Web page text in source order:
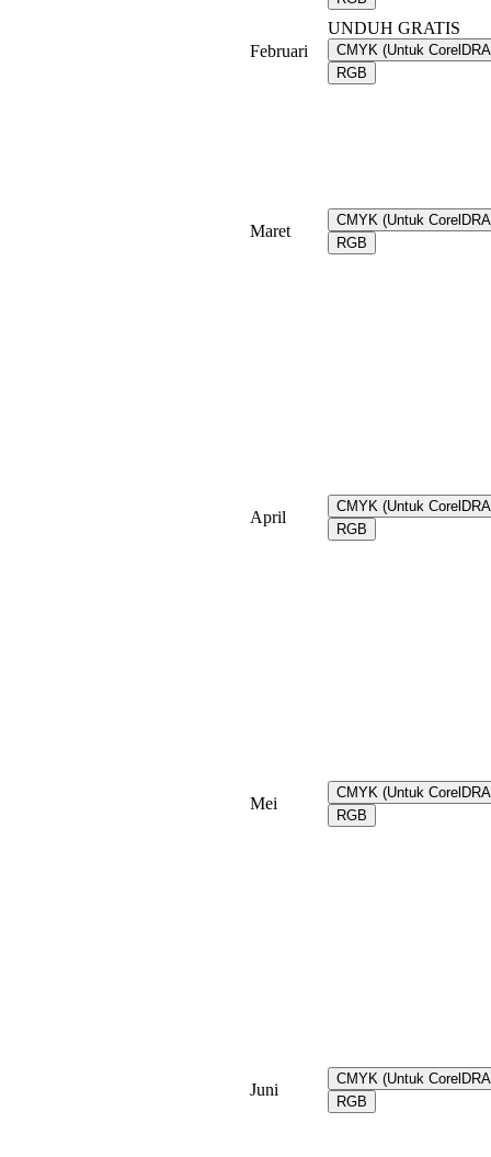
Februari
UNDUH GRATIS
CMYK (Untuk
RGB
Maret
CMYK (Untuk
RGB
April
CMYK (Untuk
RGB
Mei
CMYK (Untuk
RGB
Juni
CMYK (Untuk
RGB